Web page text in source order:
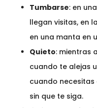
Tumbarse: en
llegan visitas, en
en una manta en
Quieto: mientras
cuando te alejas
cuando
sin que te siga.